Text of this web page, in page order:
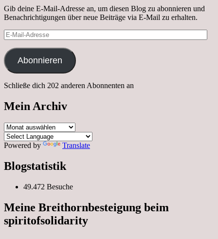
Gib deine E-Mail-Adresse an, um diesen Blog zu abonnieren und
Benachrichtigungen über neue Beiträge via E-Mail zu erhalten.
E-
Mail-
Adresse
Abonnieren
Schließe dich 202 anderen Abonnenten an
Mein Archiv
Mein
Archiv
Powered by
Translate
Blogstatistik
49.472 Besuche
Meine Breithornbesteigung beim
spiritofsolidarity